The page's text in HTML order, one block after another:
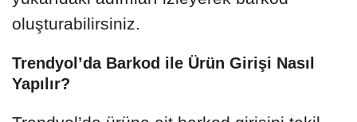
oluşturabilirsiniz.
Trendyol’da Barkod ile Ürün Girişi Nasıl
Yapılır?